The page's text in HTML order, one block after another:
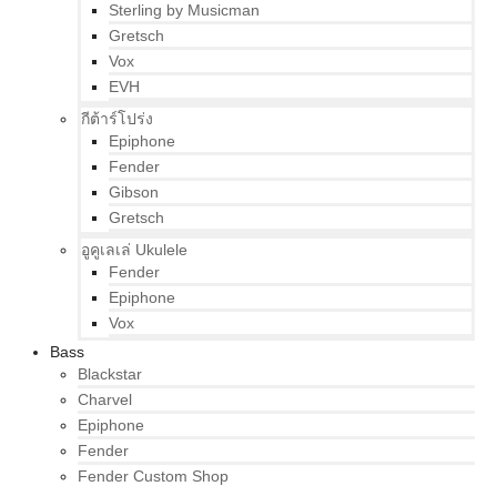
Sterling by Musicman
Gretsch
Vox
EVH
กีต้าร์โปร่ง
Epiphone
Fender
Gibson
Gretsch
อูคูเลเล่ Ukulele
Fender
Epiphone
Vox
Bass
Blackstar
Charvel
Epiphone
Fender
Fender Custom Shop